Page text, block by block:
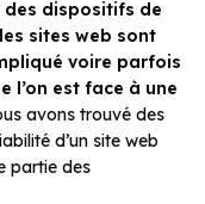
des dispositifs de
sites web sont
voire parfois
l’on est face à une
avons trouvé des
d’un site web
partie des